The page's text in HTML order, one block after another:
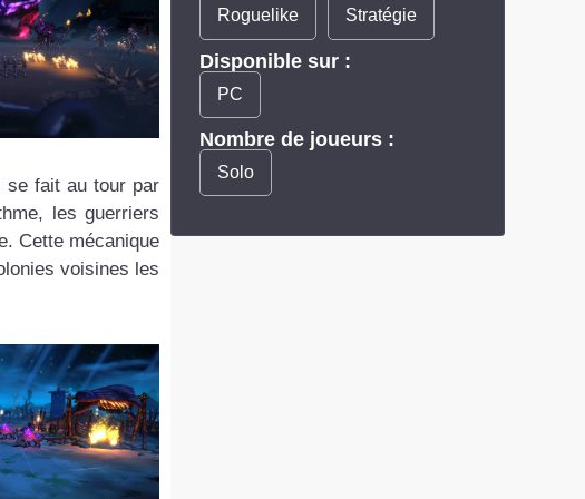
se fait au tour par
les guerriers
Cette mécanique
voisines les
Roguelike Stratégie
Disponible sur :
PC
Nombre de joueurs :
Solo